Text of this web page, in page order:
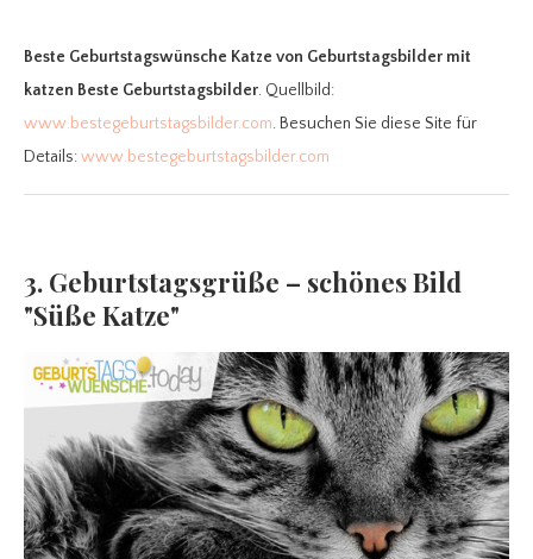
Beste Geburtstagswünsche Katze von Geburtstagsbilder mit
katzen Beste Geburtstagsbilder. Quellbild:
www.bestegeburtstagsbilder.com. Besuchen Sie diese Site für
Details:www.bestegeburtstagsbilder.com
3. Geburtstagsgrüße – schönes Bild
"Süße Katze"